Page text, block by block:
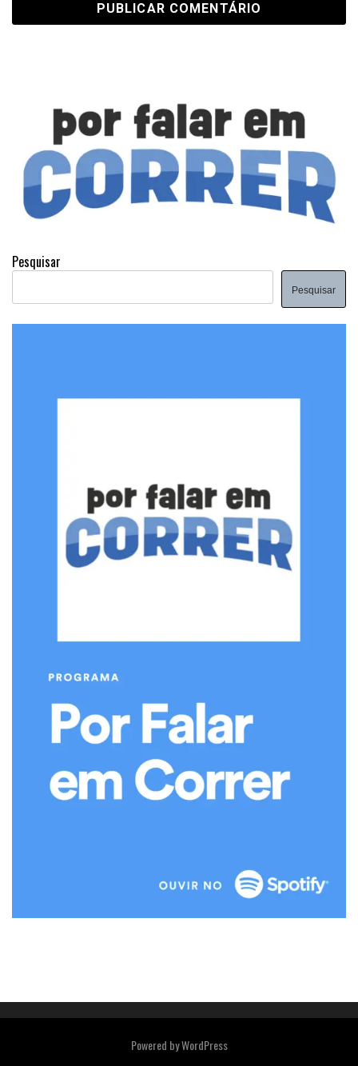
Pesquisar
Pesquisar
Powered byWordPress